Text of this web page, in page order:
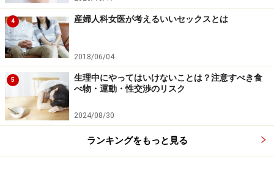
また、産後3ヶ月にかけてメンタルの不調が出やすい時
期になるので、少しの時間でも休息が取れるように家族
の理解が必要です。家族のサポートだけでは足りない場
合は、公的な機関やシッターサービスなども含めてサポ
ートを検討しましょう。
産後うつからの回復には、適切なケアと周
4 産婦人科女医が考えるいいセックスとは
2018/06/04
5
生理中にやってはいけないことは？注意すべき食
べ物・運動・性交渉のリスク
2024/08/30
ランキングをもっと見る